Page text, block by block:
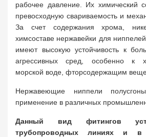
рабочее давление. Их химический
превосходную свариваемость и
За счет содержания хрома,
химсоставе нержавейки для
имеют высокую устойчивость к
агрессивных сред, особенно к
морской воде, фторсодержащим
Нержавеющие ниппели
применение в различных
Данный вид фитингов
трубопроводных линиях и в